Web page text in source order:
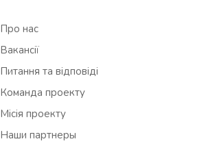
Про нас
Вакансії
Питання та відповіді
Команда проекту
Місія проекту
Наши партнеры